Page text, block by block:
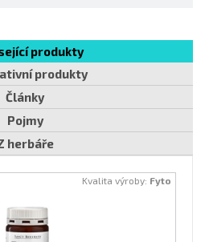
produkty
produkty
Články
Pojmy
herbáře
Kvalita výroby: Fyto